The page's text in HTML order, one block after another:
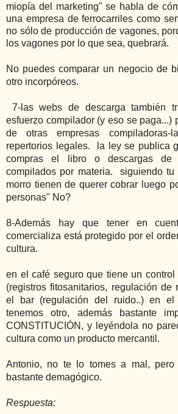
miopía del marketing" se habla de
una empresa de ferrocarriles como
no sólo de producción de vagones,
los vagones por lo que sea, quebrará.
No puedes comparar un negocio de
otro incorpóreos.
esfuerzo compilador (y eso se paga...)
de otras empresas
repertorios legales.  la ley se publica
compras el libro o descargas de
compilados por materia.  siguiendo tu
morro tienen de querer cobrar luego
personas" No?
8-Además hay que tener en
comercializa está protegido por el
cultura.
en el café seguro que tiene un
(registros fitosanitarios, regulación de
el bar (regulación del ruido..) en
tenemos otro, además bastante
CONSTITUCIÓN, y leyéndola no
cultura como un producto mercantil.
Antonio, no te lo tomes a mal,
bastante demagógico.
Respuesta: